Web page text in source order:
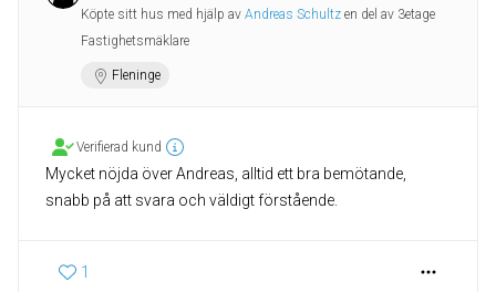
Köpte sitt hus med hjälp av Andreas Schultz en del av 3etage
Fastighetsmäklare
Fleninge
Verifierad kund
Mycket nöjda över Andreas, alltid ett bra bemötande,
snabb på att svara och väldigt förstående.
1